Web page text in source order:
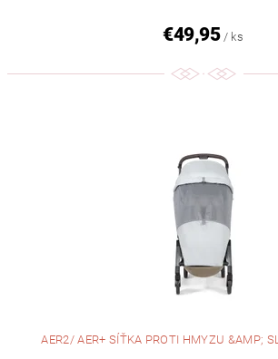
€49,95 / ks
AER2/ AER+ SÍŤKA PROTI HMYZU &AMP;